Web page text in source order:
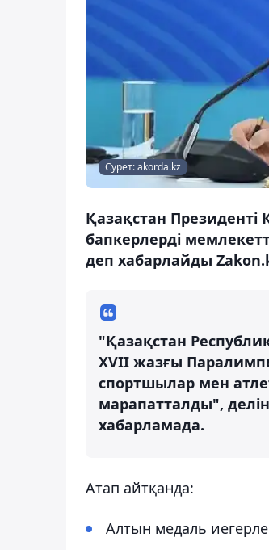
Сурет: akorda.kz
Қазақстан
бапкерлерді
деп хабарлайды
"Қазақстан
XVII жазғы
спортшылар мен
марапатталды",
хабарламада.
Атап айтқанда:
Алтын медаль